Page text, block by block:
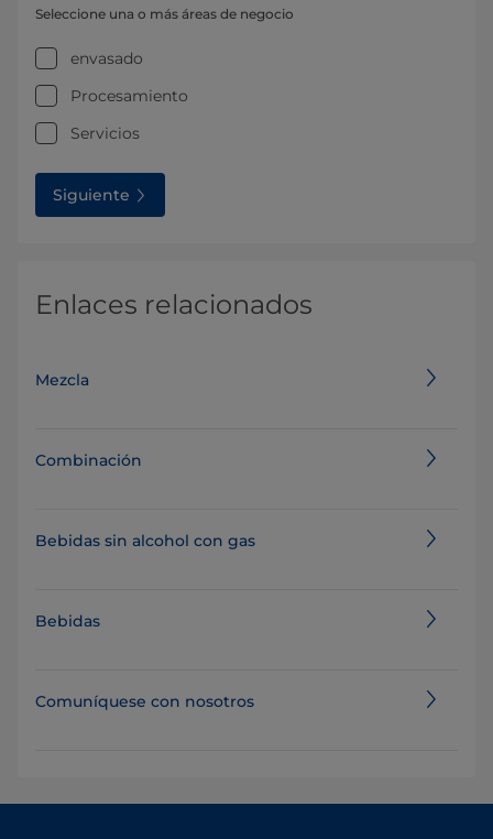
Seleccione una o más áreas de negocio
envasado
Procesamiento
Servicios
Siguiente
Enlaces relacionados
Mezcla
Combinación
Bebidas sin alcohol con gas
Bebidas
Comuníquese con nosotros